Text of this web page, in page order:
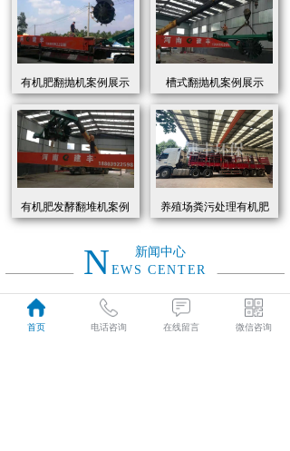
有机肥翻抛机案例展示 槽式翻抛机案例展示
有机肥发酵翻堆机案例
展示
养殖场粪污处理有机肥
发酵罐 履带式有机肥翻
新闻中心
N EWS CENTER
2026
首页 电话咨询 在线留言 微信咨询